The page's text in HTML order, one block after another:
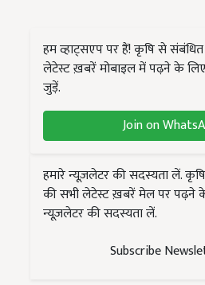
हम व्हाट्सएप पर हैं! कृषि से
लेटेस्ट ख़बरें मोबाइल में पढ़ने के
जुड़ें.
Join on
हमारे न्यूज़लेटर की सदस्यता लें.
की सभी लेटेस्ट ख़बरें मेल पर पढ़ने
न्यूज़लेटर की सदस्यता लें.
Subscribe